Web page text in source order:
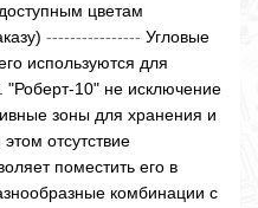
цветам
---------------- Угловые
используются для
10" не исключение
зоны для хранения и
отсутствие
поместить его в
комбинации с